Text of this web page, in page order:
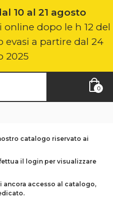
10 al 21 agosto
dopo le h 12 del
evasi a partire dal 24
2025
0
catalogo riservato ai
il login per visualizzare
ancora accesso al catalogo,